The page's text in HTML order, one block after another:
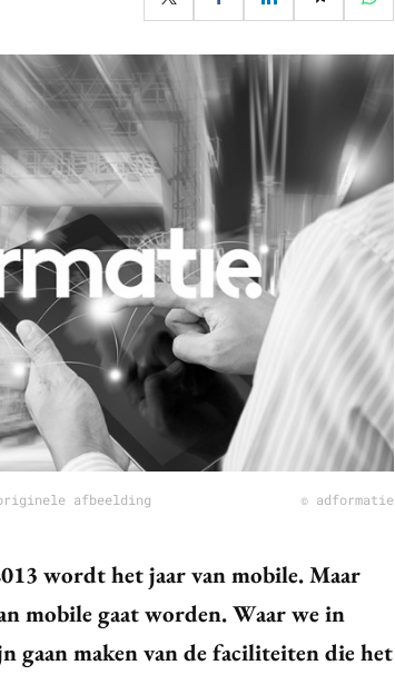
Reputatie & crisis
afbeelding © adformatie
wordt het jaar van mobile. Maar
mobile gaat worden. Waar we in
gaan maken van de faciliteiten die het